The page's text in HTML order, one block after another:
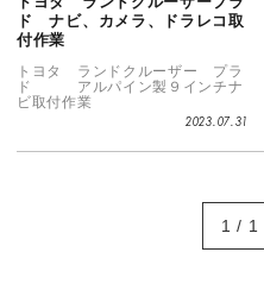
ド ナビ、カメラ、ドラレコ取
付作業
トヨタ ランドクルーザー プラ
ド アルパイン製９インチナ
ビ取付作業
2023.07.31
1 / 1